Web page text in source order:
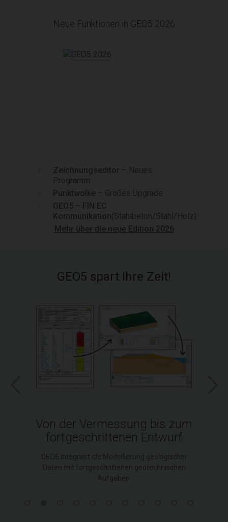
Neue Funktionen in GEO5 2026
Zeichnungseditor – Neues
Programm
Punktwolke – Großes Upgrade
GEO5 – FIN EC
Kommunikation(Stahlbeton/Stahl/Holz)
Mehr über die neue Edition 2026
GEO5 spart Ihre Zeit!
Von der Vermessung bis zum
fortgeschrittenen Entwurf
GEO5 integriert die Modellierung geologischer
Daten mit fortgeschrittenen geotechnischen
Aufgaben.